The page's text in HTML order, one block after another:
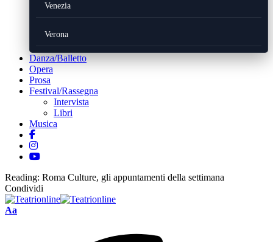
Venezia
Verona
Danza/Balletto
Opera
Prosa
Festival/Rassegna
Intervista
Libri
Musica
Reading: Roma Culture, gli appuntamenti della settimana
Condividi
Font
Aa